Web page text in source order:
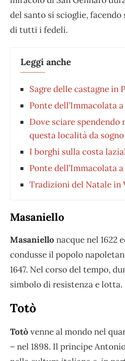
del santo si scioglie, facendo
di tutti i fedeli.
Leggi anche
Sagre delle castagne in
Ponte dell’Immacolata
Dove sciare spendendo
questa località da sogno
I borghi sulla costa
Ponte dell’Immacolata
Tradizioni del Natale in
Masaniello
Masaniello nacque nel 1622
condusse il popolo
1647. Nel corso del tempo,
simbolo di resistenza e lotta.
Totò
Totò venne al mondo nel
– nel 1898. Il principe